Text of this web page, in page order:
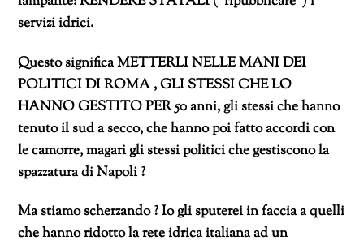
servizi idrici.
Questo significa METTERLI NELLE MANI DEI
POLITICI DI ROMA , GLI STESSI CHE LO
HANNO GESTITO PER 50 anni, gli stessi che hanno
tenuto il sud a secco, che hanno poi fatto accordi con
le camorre, magari gli stessi politici che gestiscono la
spazzatura di Napoli ?
Ma stiamo scherzando ? Io gli sputerei in faccia a quelli
che hanno ridotto la rete idrica italiana ad un